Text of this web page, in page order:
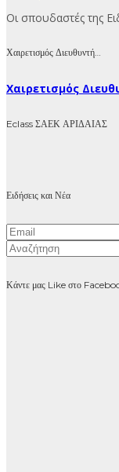
Οι σπουδαστές της
Χαιρετισμός Διευθυντή…
Χαιρετισμός
Eclass ΣΑΕΚ ΑΡΙΔΑΙΑΣ
Ειδήσεις και Νέα
Κάντε μας Like στο